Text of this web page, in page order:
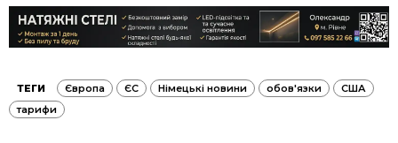
ТЕГИ Європа ЄС Німецькі новини обов'язки
США
тарифи